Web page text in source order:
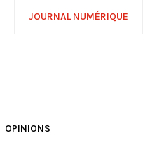
JOURNAL NUMÉRIQUE
OPINIONS